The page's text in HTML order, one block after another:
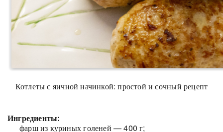
Котлеты с яичной начинкой: простой и сочный рецепт
Ингредиенты:
фарш из куриных голеней — 400 г;